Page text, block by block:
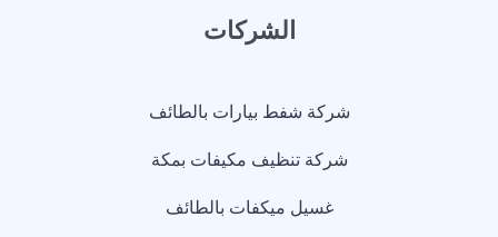
الشركات
شركة شفط بيارات بالطائف
شركة تنظيف مكيفات بمكة
غسيل ميكفات بالطائف